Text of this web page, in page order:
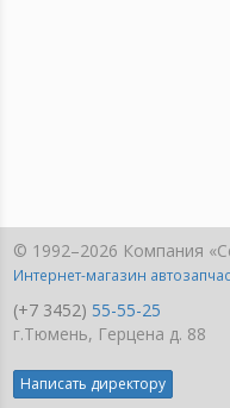
© 1992–2026 Компания
Интернет-магазин
(+7 3452) 55-55-25
г.Тюмень, Герцена д. 88
Написать директору